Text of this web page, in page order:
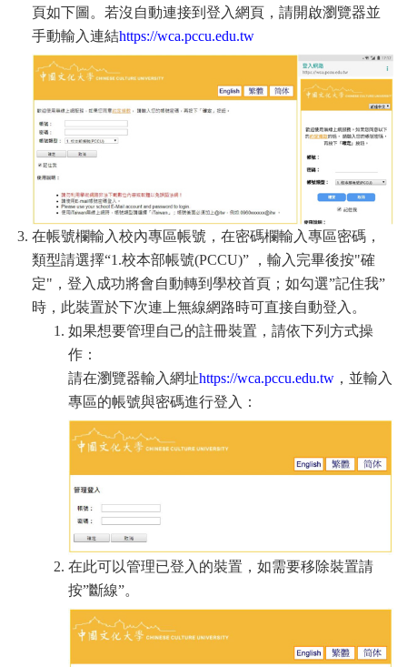
頁如下圖。若沒自動連接到登入網頁，請開啟瀏覽器並
手動輸入連結https://wca.pccu.edu.tw
在帳號欄輸入校內專區帳號，在密碼欄輸入專區密碼，
類型請選擇“1.校本部帳號(PCCU)” ，輸入完畢後按"確
定"，登入成功將會自動轉到學校首頁；如勾選”記住我”
時，此裝置於下次連上無線網路時可直接自動登入。
如果想要管理自己的註冊裝置，請依下列方式操
作：
請在瀏覽器輸入網址https://wca.pccu.edu.tw ，並輸入
專區的帳號與密碼進行登入：
在此可以管理已登入的裝置，如需要移除裝置請
按”斷線”。